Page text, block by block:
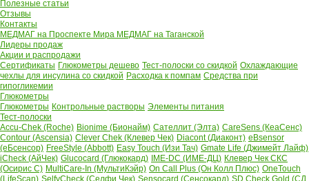
Полезные статьи
Отзывы
Контакты
МЕДМАГ на Проспекте Мира МЕДМАГ на Таганской
Лидеры продаж
Акции и распродажи
Сертификаты Глюкометры дешево Тест-полоски со скидкой Охлаждающие
чехлы для инсулина со скидкой Расходка к помпам Средства при
гипогликемии
Глюкометры
Глюкометры Контрольные растворы Элементы питания
Тест-полоски
Accu-Chek (Roche) Bionime (Бионайм) Сателлит (Элта) CareSens (КеаСенс)
Contour (Ascensia) Clever Chek (Клевер Чек) Diacont (Диаконт) eBsensor
(еБсенсор) FreeStyle (Abbott) Easy Touch (Изи Тач) Gmate Life (Джимейт Лайф)
iCheck (АйЧек) Glucocard (Глюкокард) IME-DC (ИМЕ-ДЦ) Клевер Чек СКС
(Осирис С) MultiCare-In (МультиКэйр) On Call Plus (Он Колл Плюс) OneTouch
(LifeScan) SelfyCheck (Селфи Чек) Sensocard (Сенсокард) SD Check Gold (СД